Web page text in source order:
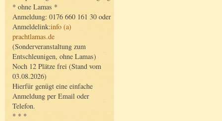
* ohne Lamas *
Anmeldung: 0176 660 161 30 oder
Anmeldelink:info (a)
prachtlamas.de
(Sonderveranstaltung zum
Entschleunigen, ohne Lamas)
Noch 12 Plätze frei (Stand vom
03.08.2026)
Hierfür genügt eine einfache
Anmeldung per Email oder
Telefon.
* * *